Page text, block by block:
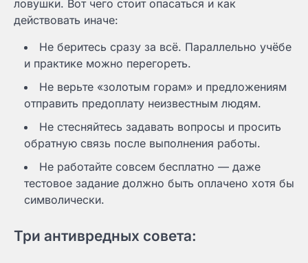
ловушки. Вот чего стоит опасаться и как
действовать иначе:
Не беритесь сразу за всё. Параллельно учёбе
и практике можно перегореть.
Не верьте «золотым горам» и предложениям
отправить предоплату неизвестным людям.
Не стесняйтесь задавать вопросы и просить
обратную связь после выполнения работы.
Не работайте совсем бесплатно — даже
тестовое задание должно быть оплачено хотя бы
символически.
Три антивредных совета: